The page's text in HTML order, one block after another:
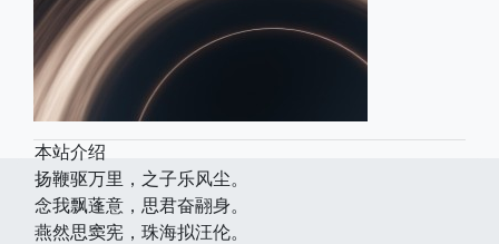
本站介绍
扬鞭驱万里，之子乐风尘。
念我飘蓬意，思君奋翮身。
燕然思窦宪，珠海拟汪伦。